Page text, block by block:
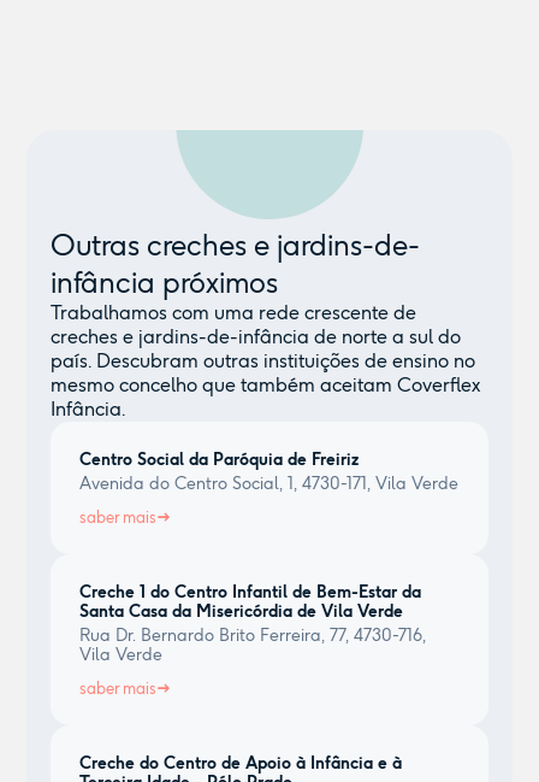
Outras creches e jardins-de-
infância próximos
Trabalhamos com uma rede crescente de
creches e jardins-de-infância de norte a sul do
país. Descubram outras instituições de ensino no
mesmo concelho que também aceitam Coverflex
Infância.
Centro Social da Paróquia de Freiriz
Avenida do Centro Social, 1, 4730-171, Vila Verde
saber mais
Creche 1 do Centro Infantil de Bem-Estar da
Santa Casa da Misericórdia de Vila Verde
Rua Dr. Bernardo Brito Ferreira, 77, 4730-716,
Vila Verde
saber mais
Creche do Centro de Apoio à Infância e à